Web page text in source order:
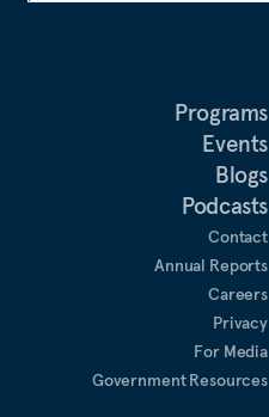
Programs
Events
Blogs
Podcasts
Contact
Annual Reports
Careers
Privacy
For Media
Government Resources